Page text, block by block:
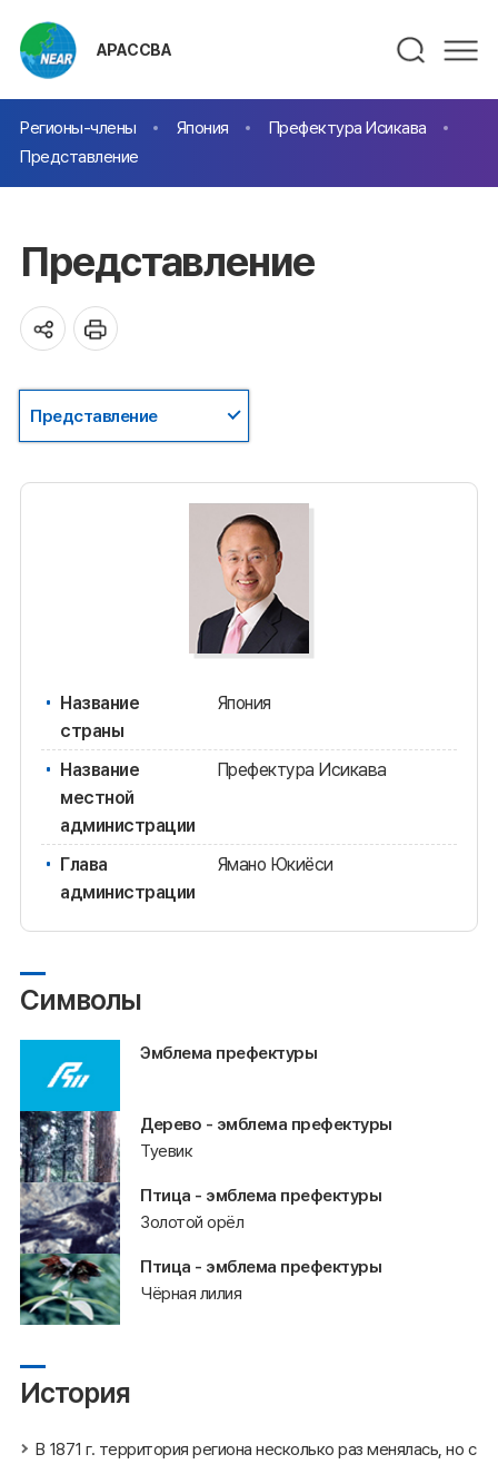
АРАССВА
Регионы-члены Япония
Префектура Исикава
Представление
Представление
Представление
Название
страны
Япония
Название
местной
администрации
Префектура Исикава
Глава
администрации
Ямано Юкиёси
Символы
Эмблема префектуры
Дерево - эмблема префектуры
Туевик
Птица - эмблема префектуры
Золотой орёл
Птица - эмблема префектуры
Чёрная лилия
История
В 1871 г. территория региона несколько раз менялась, но с